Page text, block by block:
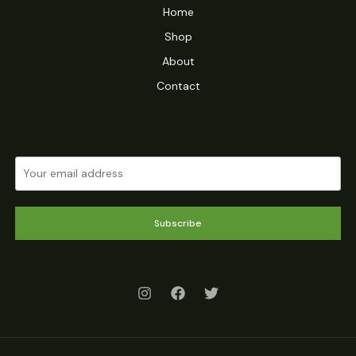
Home
Shop
About
Contact
Subscribe